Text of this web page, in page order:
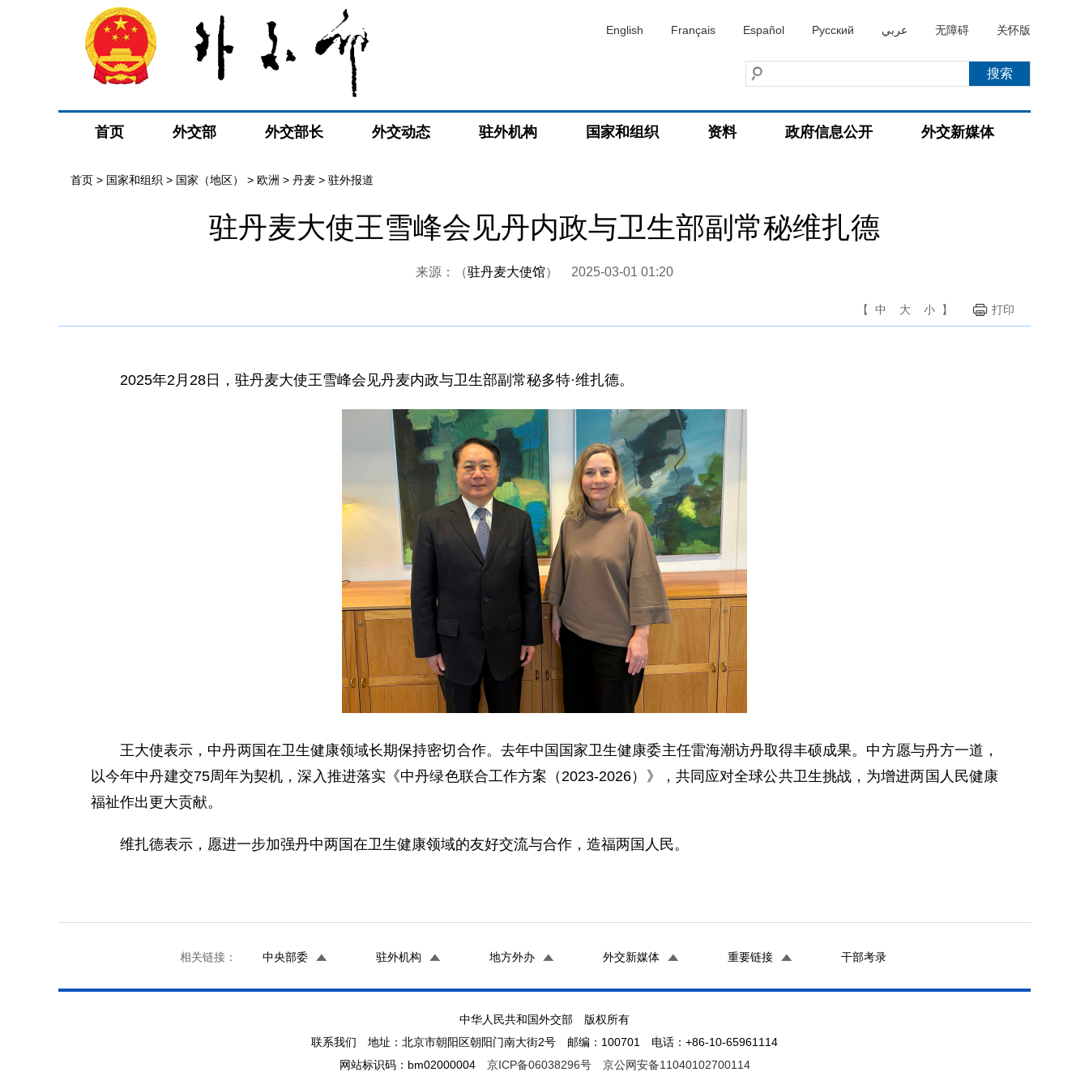
English Français Español Русский عربي 无障碍 关怀版
首页 外交部 外交部长 外交动态 驻外机构 国家和组织 资料 政府信息公开 外交新媒体
首页 > 国家和组织 > 国家（地区） > 欧洲 > 丹麦 > 驻外报道
驻丹麦大使王雪峰会见丹内政与卫生部副常秘维扎德
来源：（驻丹麦大使馆） 2025-03-01 01:20
【 中 大 小 】 打印
2025年2月28日，驻丹麦大使王雪峰会见丹麦内政与卫生部副常秘多特·维扎德。
王大使表示，中丹两国在卫生健康领域长期保持密切合作。去年中国国家卫生健康委主任雷海潮访丹取得丰硕成果。中方愿与丹方一道，
以今年中丹建交75周年为契机，深入推进落实《中丹绿色联合工作方案（2023-2026）》，共同应对全球公共卫生挑战，为增进两国人民健康
福祉作出更大贡献。
维扎德表示，愿进一步加强丹中两国在卫生健康领域的友好交流与合作，造福两国人民。
相关链接： 中央部委 驻外机构 地方外办 外交新媒体 重要链接 干部考录
中华人民共和国外交部 版权所有
联系我们 地址：北京市朝阳区朝阳门南大街2号 邮编：100701 电话：+86-10-65961114
网站标识码：bm02000004 京ICP备06038296号 京公网安备11040102700114